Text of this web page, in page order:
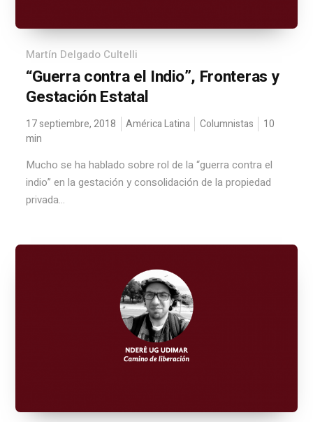
Martín Delgado Cultelli
“Guerra contra el Indio”, Fronteras y
Gestación Estatal
17 septiembre, 2018 América Latina Columnistas
10
min
Mucho se ha hablado sobre rol de la “guerra contra el
indio” en la gestación y consolidación de la propiedad
privada...